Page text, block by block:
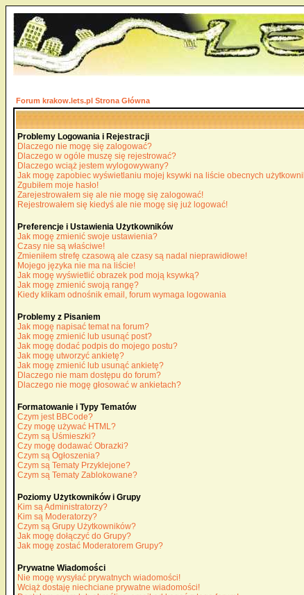
Forum krakow.lets.pl Strona Główna
Problemy Logowania i Rejestracji
Dlaczego nie mogę się zalogować?
Dlaczego w ogóle muszę się rejestrować?
Dlaczego wciąż jestem wylogowywany?
Jak mogę zapobiec wyświetlaniu mojej ksywki na liście obecnych
Zgubiłem moje hasło!
Zarejestrowałem się ale nie mogę się zalogować!
Rejestrowałem się kiedyś ale nie mogę się już logować!
Preferencje i Ustawienia Użytkowników
Jak mogę zmienić swoje ustawienia?
Czasy nie są właściwe!
Zmieniłem strefę czasową ale czasy są nadal nieprawidłowe!
Mojego języka nie ma na liście!
Jak mogę wyświetlić obrazek pod moją ksywką?
Jak mogę zmienić swoją rangę?
Kiedy klikam odnośnik email, forum wymaga logowania
Problemy z Pisaniem
Jak mogę napisać temat na forum?
Jak mogę zmienić lub usunąć post?
Jak mogę dodać podpis do mojego postu?
Jak mogę utworzyć ankietę?
Jak mogę zmienić lub usunąć ankietę?
Dlaczego nie mam dostępu do forum?
Dlaczego nie mogę głosować w ankietach?
Formatowanie i Typy Tematów
Czym jest BBCode?
Czy mogę używać HTML?
Czym są Uśmieszki?
Czy mogę dodawać Obrazki?
Czym są Ogłoszenia?
Czym są Tematy Przyklejone?
Czym są Tematy Zablokowane?
Poziomy Użytkowników i Grupy
Kim są Administratorzy?
Kim są Moderatorzy?
Czym są Grupy Użytkowników?
Jak mogę dołączyć do Grupy?
Jak mogę zostać Moderatorem Grupy?
Prywatne Wiadomości
Nie mogę wysyłać prywatnych wiadomości!
Wciąż dostaję niechciane prywatne wiadomości!